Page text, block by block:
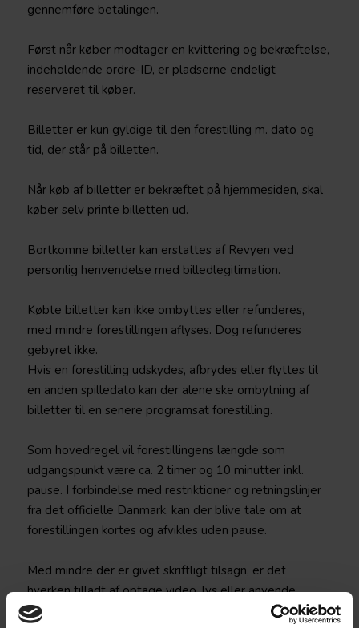
gennemføre betalingen.
Først når køber modtager en kvittering og bekræftelse,
indeholdende ordre-ID, er pladserne endeligt
reserveret til køber.
Billetter er kun gyldige til den forestilling m. dato og
tid, der står på billetten.
Når køb af billetter er bekræftet på hjemmesiden, skal
køber selv printe billetten ud.
Bortkomne billetter kan erstattes af Revyen ved
personlig henvendelse med billedlegitimation.
Købte billetter kan ikke ombyttes eller refunderes,
med mindre forestillingen aflyses. Dog refunderes
gebyret ikke.
Hvis en forestilling udskydes, afbrydes eller flyttes til
en anden spilledato kan der alene ske ombytning af
billetter til en senere programsat forestilling.
Som hovedregel vil forestillingens længde som
udgangspunkt være ca. 2 timer og 10 minutter inkl.
pause. I forbindelse med restriktioner og retningslinjer
fra det officielle Danmark, kan der blive tale om at
forestillingen kortes og afvikles uden pause.
Med mindre der er givet skriftligt tilsagn, er det
hverken tilladt af optage video, lys eller anvende
professionelt fotoudstyr til forestillingen. Det er